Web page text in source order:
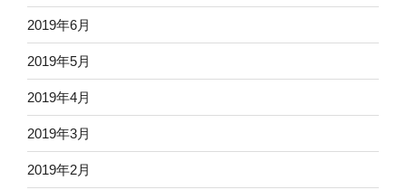
2019年6月
2019年5月
2019年4月
2019年3月
2019年2月